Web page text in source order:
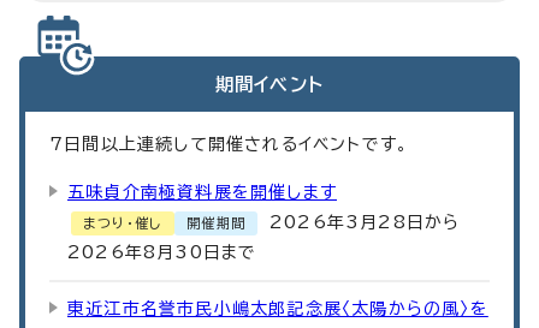
期間イベント
7 日間以上連続して開催されるイベントです。
五味貞介南極資料展を開催します
まつり・催し 開催期間
2026年3月28日から
2026年8月30日まで
東近江市名誉市民小嶋太郎記念展〈太陽からの風〉を